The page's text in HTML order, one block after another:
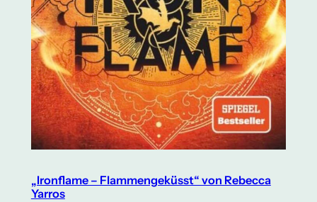
„Ironflame – Flammengeküsst“ von Rebecca
Yarros